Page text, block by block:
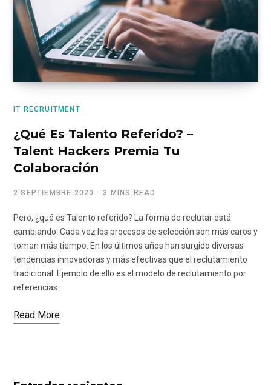
IT RECRUITMENT
¿Qué Es Talento Referido? –
Talent Hackers Premia Tu
Colaboración
2 SEPTIEMBRE 2020 3 MINS READ
Pero, ¿qué es Talento referido? La forma de reclutar está
cambiando. Cada vez los procesos de selección son más caros y
toman más tiempo. En los últimos años han surgido diversas
tendencias innovadoras y más efectivas que el reclutamiento
tradicional. Ejemplo de ello es el modelo de reclutamiento por
referencias…
Read More